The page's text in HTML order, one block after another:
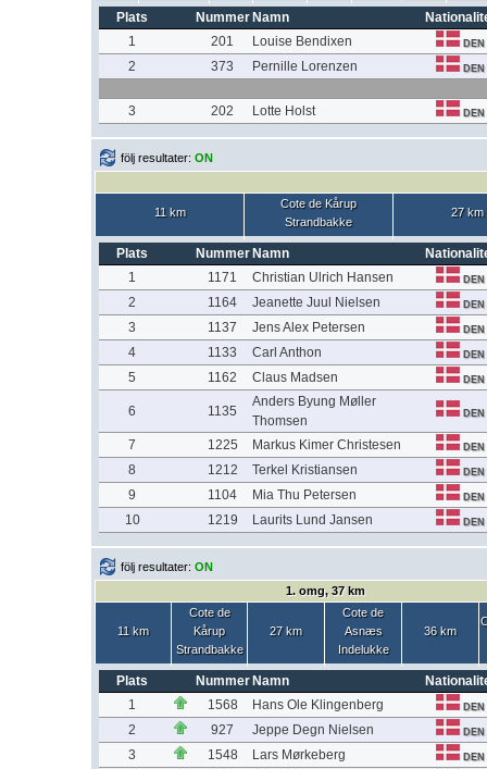
Plats Nummer Namn
1
201 Louise Bendixen DEN
2 373 Pernille Lorenzen DEN
3 202 Lotte Holst DEN
följ resultater: ON
11 km
Cote de Kårup
Strandbakke
27 km
Plats Nummer Namn
1
1171 Christian Ulrich Hansen DEN
2 1164 Jeanette Juul Nielsen DEN
3 1137 Jens Alex Petersen DEN
4 1133 Carl Anthon DEN
5 1162 Claus Madsen DEN
6 1135
Anders Byung Møller
Thomsen
DEN
7 1225 Markus Kimer Christesen DEN
8 1212 Terkel Kristiansen DEN
9 1104 Mia Thu Petersen DEN
10 1219 Laurits Lund Jansen DEN
följ resultater: ON
1. omg, 37 km
11 km
Cote de
Kårup
Strandbakke
27 km
Cote de
Asnæs
Indelukke
36 km
Plats Nummer Namn
1
1568 Hans Ole Klingenberg DEN
2 927 Jeppe Degn Nielsen DEN
3 1548 Lars Mørkeberg DEN